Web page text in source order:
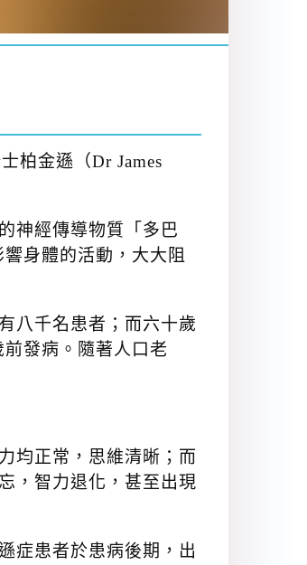
柏金遜（Dr James
神經傳導物質「多巴
身體的活動，大大阻
八千名患者；而六十歲
發病。隨著人口老
均正常，思維清晰；而
，智力退化，甚至出現
症患者於患病後期，出